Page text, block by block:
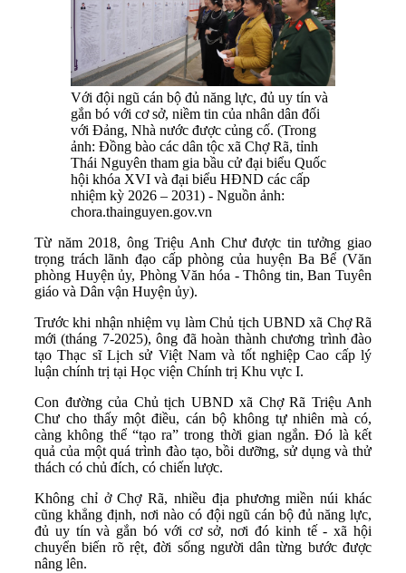
Với đội ngũ cán bộ đủ năng lực, đủ uy tín và
gắn bó với cơ sở, niềm tin của nhân dân đối
với Đảng, Nhà nước được củng cố. (Trong
ảnh: Đồng bào các dân tộc xã Chợ Rã, tỉnh
Thái Nguyên tham gia bầu cử đại biểu Quốc
hội khóa XVI và đại biểu HĐND các cấp
nhiệm kỳ 2026 – 2031) - Nguồn ảnh:
chora.thainguyen.gov.vn
Từ năm 2018, ông Triệu Anh Chư được tin tưởng giao
trọng trách lãnh đạo cấp phòng của huyện Ba Bể (Văn
phòng Huyện ủy, Phòng Văn hóa - Thông tin, Ban Tuyên
giáo và Dân vận Huyện ủy).
Trước khi nhận nhiệm vụ làm Chủ tịch UBND xã Chợ Rã
mới (tháng 7-2025), ông đã hoàn thành chương trình đào
tạo Thạc sĩ Lịch sử Việt Nam và tốt nghiệp Cao cấp lý
luận chính trị tại Học viện Chính trị Khu vực I.
Con đường của Chủ tịch UBND xã Chợ Rã Triệu Anh
Chư cho thấy một điều, cán bộ không tự nhiên mà có,
càng không thể “tạo ra” trong thời gian ngắn. Đó là kết
quả của một quá trình đào tạo, bồi dưỡng, sử dụng và thử
thách có chủ đích, có chiến lược.
Không chỉ ở Chợ Rã, nhiều địa phương miền núi khác
cũng khẳng định, nơi nào có đội ngũ cán bộ đủ năng lực,
đủ uy tín và gắn bó với cơ sở, nơi đó kinh tế - xã hội
chuyển biến rõ rệt, đời sống người dân từng bước được
nâng lên.